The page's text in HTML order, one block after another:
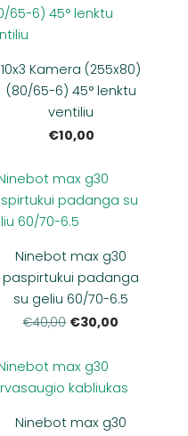
10x3 Kamera (255x80)
(80/65-6) 45° lenktu
ventiliu
€10,00
Ninebot max g30
paspirtukui padanga
su geliu 60/70-6.5
€40,00 €30,00
Ninebot max g30